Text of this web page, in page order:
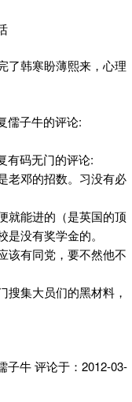
了韩寒盼薄熙来，心理
儒子牛的评论:
有码无门的评论:
老邓的招数。习没有必
就能进的（是英国的顶
没有奖学金的。
该有同党，要不然他不
搜集大员们的黑材料，
子牛 评论于：2012-03-